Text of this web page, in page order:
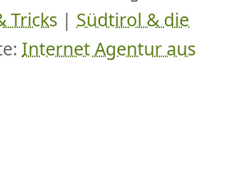
Tricks | Südtirol & die
Internet Agentur aus